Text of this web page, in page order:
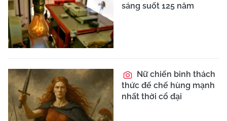
sáng suốt 125 năm
Nữ chiến binh thách
thức đế chế hùng mạnh
nhất thời cổ đại